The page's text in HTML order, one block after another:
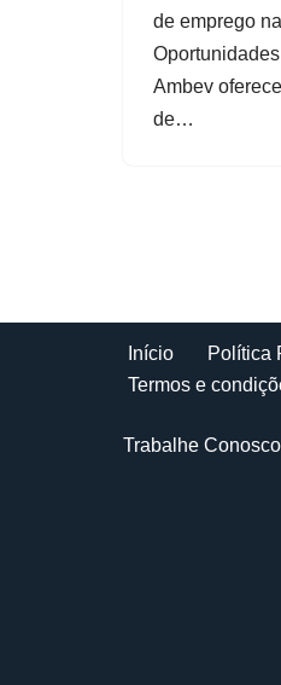
de emprego
Ambev
de…
Início Política
Termos e
Trabalhe